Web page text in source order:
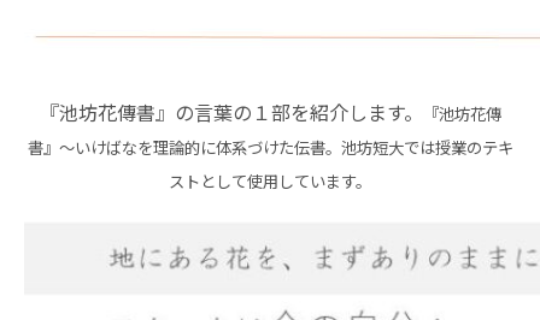
『池坊花傳書』の言葉の１部を紹介します。
『池坊花傳
書』～いけばなを理論的に体系づけた伝書。池坊短大では授業のテキ
ストとして使用しています。